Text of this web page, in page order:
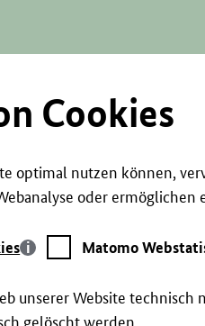
Cookies
optimal nutzen können,
oder ermöglichen
Matomo
Webstatistik
Matomo
unserer Website
gelöscht werden.